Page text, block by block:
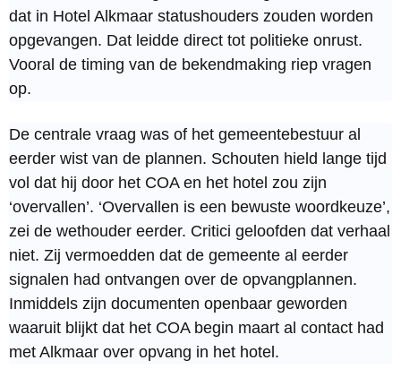
dat in Hotel Alkmaar statushouders zouden worden
opgevangen. Dat leidde direct tot politieke onrust.
Vooral de timing van de bekendmaking riep vragen
op.
De centrale vraag was of het gemeentebestuur al
eerder wist van de plannen. Schouten hield lange tijd
vol dat hij door het COA en het hotel zou zijn
‘overvallen’. ‘Overvallen is een bewuste woordkeuze’,
zei de wethouder eerder. Critici geloofden dat verhaal
niet. Zij vermoedden dat de gemeente al eerder
signalen had ontvangen over de opvangplannen.
Inmiddels zijn documenten openbaar geworden
waaruit blijkt dat het COA begin maart al contact had
met Alkmaar over opvang in het hotel.